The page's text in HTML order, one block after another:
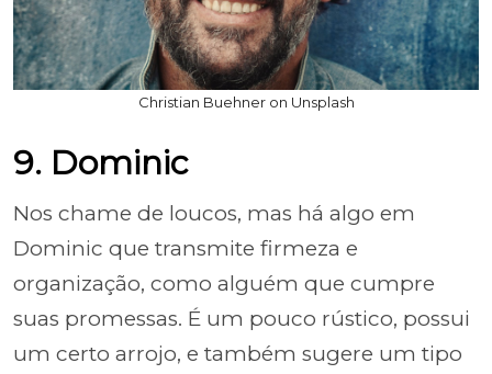
Christian Buehner on Unsplash
9. Dominic
Nos chame de loucos, mas há algo em
Dominic que transmite firmeza e
organização, como alguém que cumpre
suas promessas. É um pouco rústico, possui
um certo arrojo, e também sugere um tipo